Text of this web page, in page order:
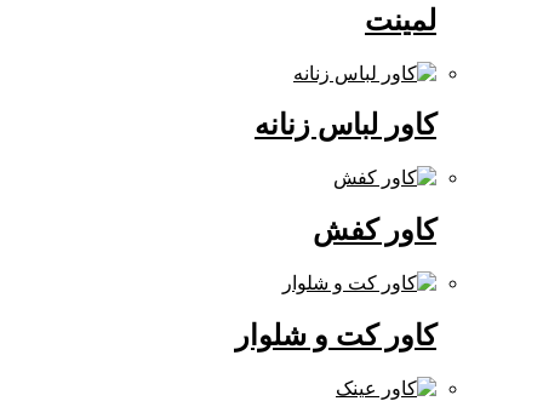
کاور لباس زنانه
کاور کفش
کاور کت و شلوار